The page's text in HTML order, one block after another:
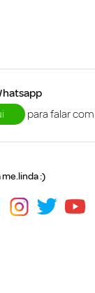
para falar com
me.linda :)